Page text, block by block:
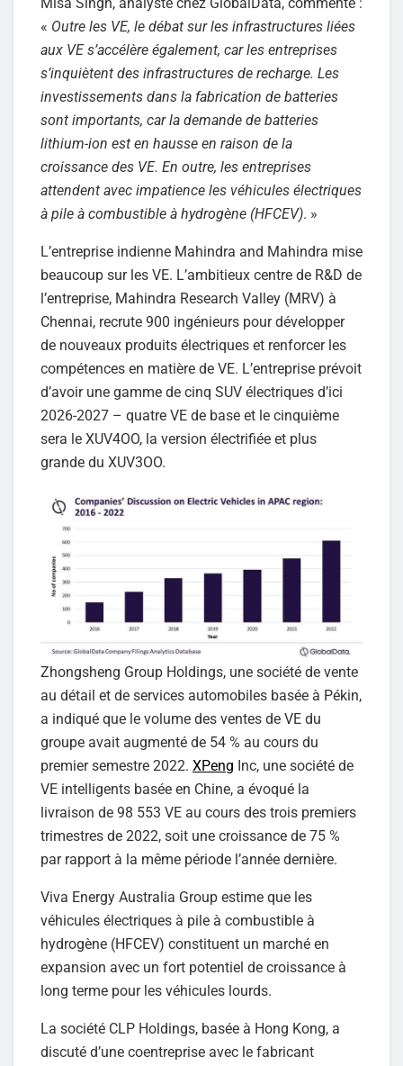
« Outre les VE, le débat sur les infrastructures liées
aux VE s’accélère également, car les entreprises
s’inquiètent des infrastructures de recharge. Les
investissements dans la fabrication de batteries
sont importants, car la demande de batteries
lithium-ion est en hausse en raison de la
croissance des VE. En outre, les entreprises
attendent avec impatience les véhicules électriques
à pile à combustible à hydrogène (HFCEV). »
L’entreprise indienne Mahindra and Mahindra mise
beaucoup sur les VE. L’ambitieux centre de R&D de
l’entreprise, Mahindra Research Valley (MRV) à
Chennai, recrute 900 ingénieurs pour développer
de nouveaux produits électriques et renforcer les
compétences en matière de VE. L’entreprise prévoit
d’avoir une gamme de cinq SUV électriques d’ici
2026-2027 – quatre VE de base et le cinquième
sera le XUV4OO, la version électrifiée et plus
grande du XUV3OO.
Zhongsheng Group Holdings, une société de vente
au détail et de services automobiles basée à Pékin,
a indiqué que le volume des ventes de VE du
groupe avait augmenté de 54 % au cours du
premier semestre 2022. XPeng Inc, une société de
VE intelligents basée en Chine, a évoqué la
livraison de 98 553 VE au cours des trois premiers
trimestres de 2022, soit une croissance de 75 %
par rapport à la même période l’année dernière.
Viva Energy Australia Group estime que les
véhicules électriques à pile à combustible à
hydrogène (HFCEV) constituent un marché en
expansion avec un fort potentiel de croissance à
long terme pour les véhicules lourds.
La société CLP Holdings, basée à Hong Kong, a
discuté d’une coentreprise avec le fabricant